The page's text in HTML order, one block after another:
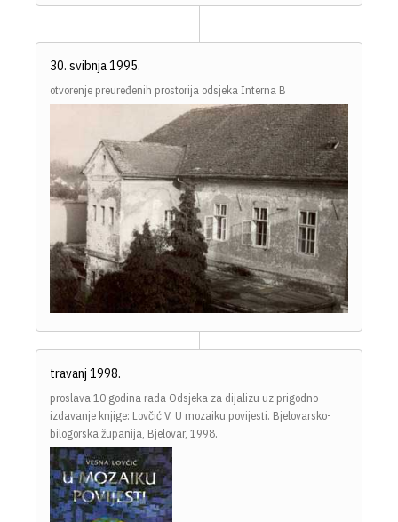
30. svibnja 1995.
otvorenje preuređenih prostorija odsjeka Interna B
travanj 1998.
proslava 10 godina rada Odsjeka za dijalizu uz prigodno
izdavanje knjige: Lovčić V. U mozaiku povijesti. Bjelovarsko-
bilogorska županija, Bjelovar, 1998.